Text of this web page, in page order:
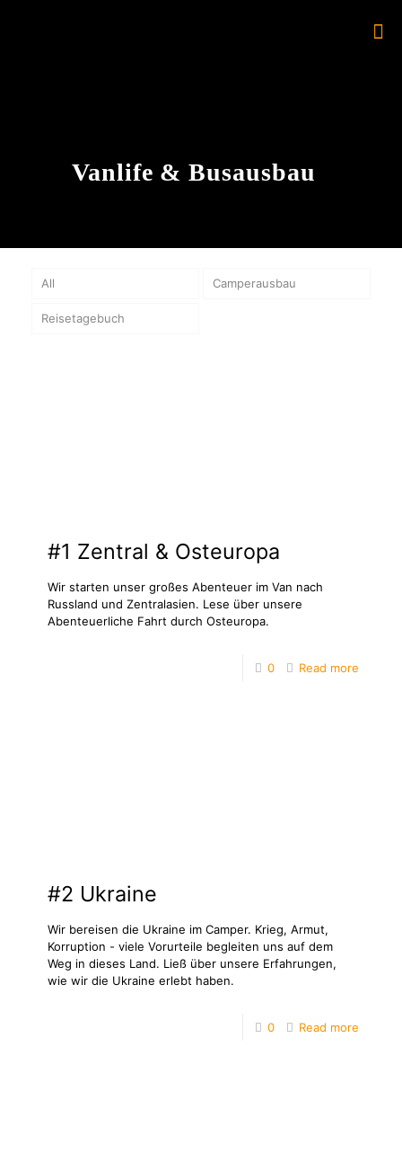
Vanlife & Busausbau
All Camperausbau
Reisetagebuch
#1 Zentral & Osteuropa
Wir starten unser großes Abenteuer im Van nach
Russland und Zentralasien. Lese über unsere
Abenteuerliche Fahrt durch Osteuropa.
0 Read more
#2 Ukraine
Wir bereisen die Ukraine im Camper. Krieg, Armut,
Korruption - viele Vorurteile begleiten uns auf dem
Weg in dieses Land. Ließ über unsere Erfahrungen,
wie wir die Ukraine erlebt haben.
0 Read more